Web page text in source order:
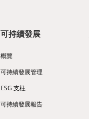
可持續發展
概覽
可持續發展管理
ESG 支柱
可持續發展報告